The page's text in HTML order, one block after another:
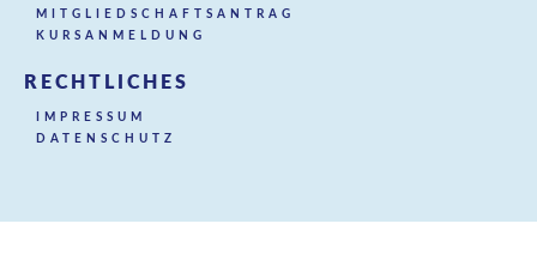
MITGLIEDSCHAFTSANTRAG
KURSANMELDUNG
RECHTLICHES
IMPRESSUM
DATENSCHUTZ